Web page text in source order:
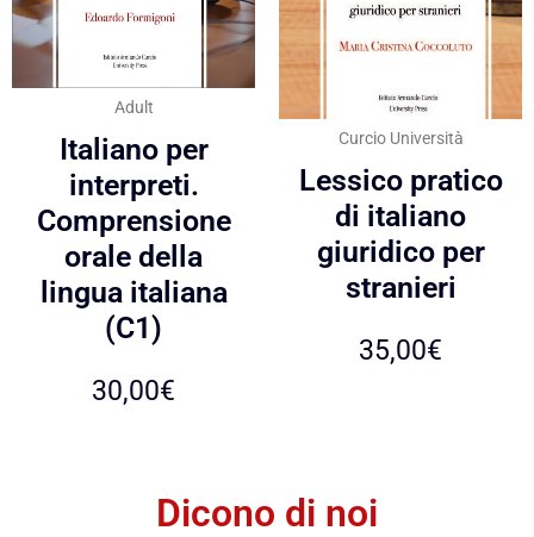
Adult
Italiano per
interpreti.
Comprensione
orale della
lingua italiana
(C1)
30,00€
Curcio Università
Lessico pratico
di italiano
giuridico per
stranieri
35,00€
Dicono di noi